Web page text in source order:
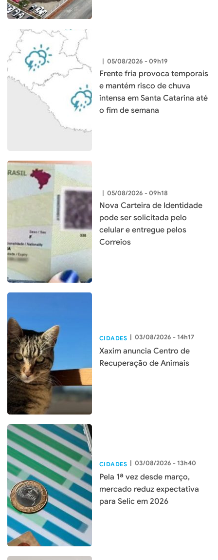
| 05/08/2026 - 09h19
Frente fria provoca temporais
e mantém risco de chuva
intensa em Santa Catarina até
o fim de semana
| 05/08/2026 - 09h18
Nova Carteira de Identidade
pode ser solicitada pelo
celular e entregue pelos
Correios
CIDADES | 03/08/2026 - 14h17
Xaxim anuncia Centro de
Recuperação de Animais
CIDADES | 03/08/2026 - 13h40
Pela 1ª vez desde março,
mercado reduz expectativa
para Selic em 2026